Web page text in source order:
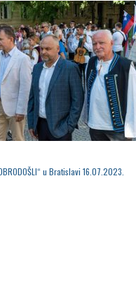
u Bratislavi 16.07.2023.